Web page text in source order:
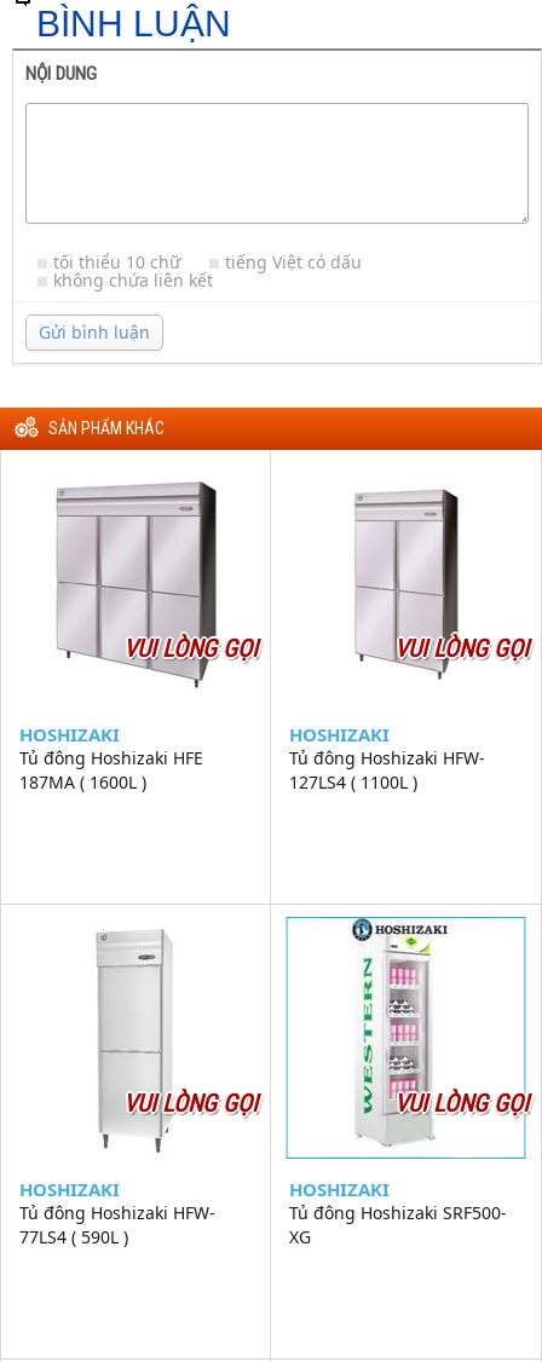
BÌNH LUẬN
NỘI DUNG
tối thiểu 10 chữ tiếng Việt có dấu
không chứa liên kết
Gửi bình luận
SẢN PHẨM KHÁC
VUI LÒNG GỌI
HOSHIZAKI
Tủ đông Hoshizaki HFE
187MA ( 1600L )
VUI LÒNG GỌI
HOSHIZAKI
Tủ đông Hoshizaki HFW-
127LS4 ( 1100L )
VUI LÒNG GỌI
HOSHIZAKI
Tủ đông Hoshizaki HFW-
77LS4 ( 590L )
VUI LÒNG GỌI
HOSHIZAKI
Tủ đông Hoshizaki SRF500-
XG